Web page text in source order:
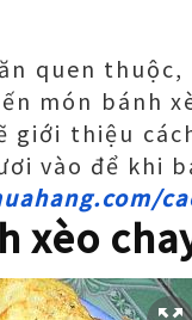
quen
món bánh
giới thiệu
vào để khi
xèo